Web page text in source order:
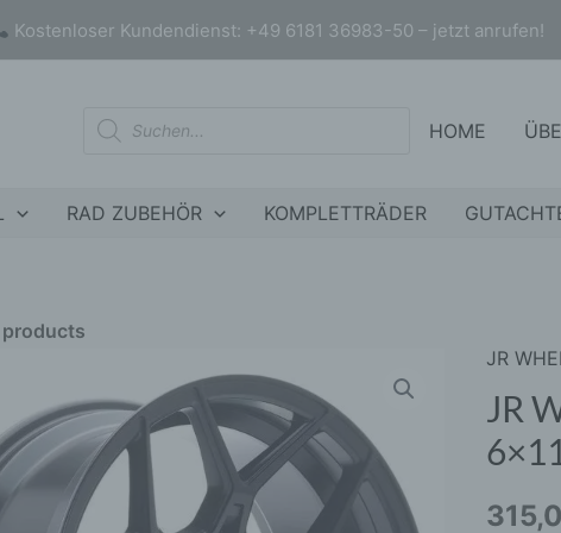
Kostenloser Kundendienst: +49 6181 36983-50 – jetzt anrufen!
Products
search
HOME
RAD ZUBEHÖR KOMPLETTRÄDER
products
only products on sale In stock only
JR
JR
JR
JRX9
18x9
ET18